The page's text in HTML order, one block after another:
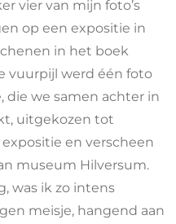
vier van mijn foto’s
op een expositie in
in het boek
vuurpijl werd één foto
die we samen achter in
uitgekozen tot
en verscheen
museum Hilversum.
was ik zo intens
meisje, hangend aan